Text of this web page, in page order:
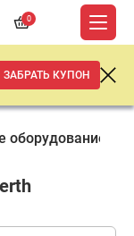
0
ЗАБРАТЬ КУПОН
оборудование